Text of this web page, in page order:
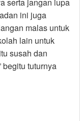
serta jangan lupa
ini juga
malas untuk
lain untuk
susah dan
begitu tuturnya